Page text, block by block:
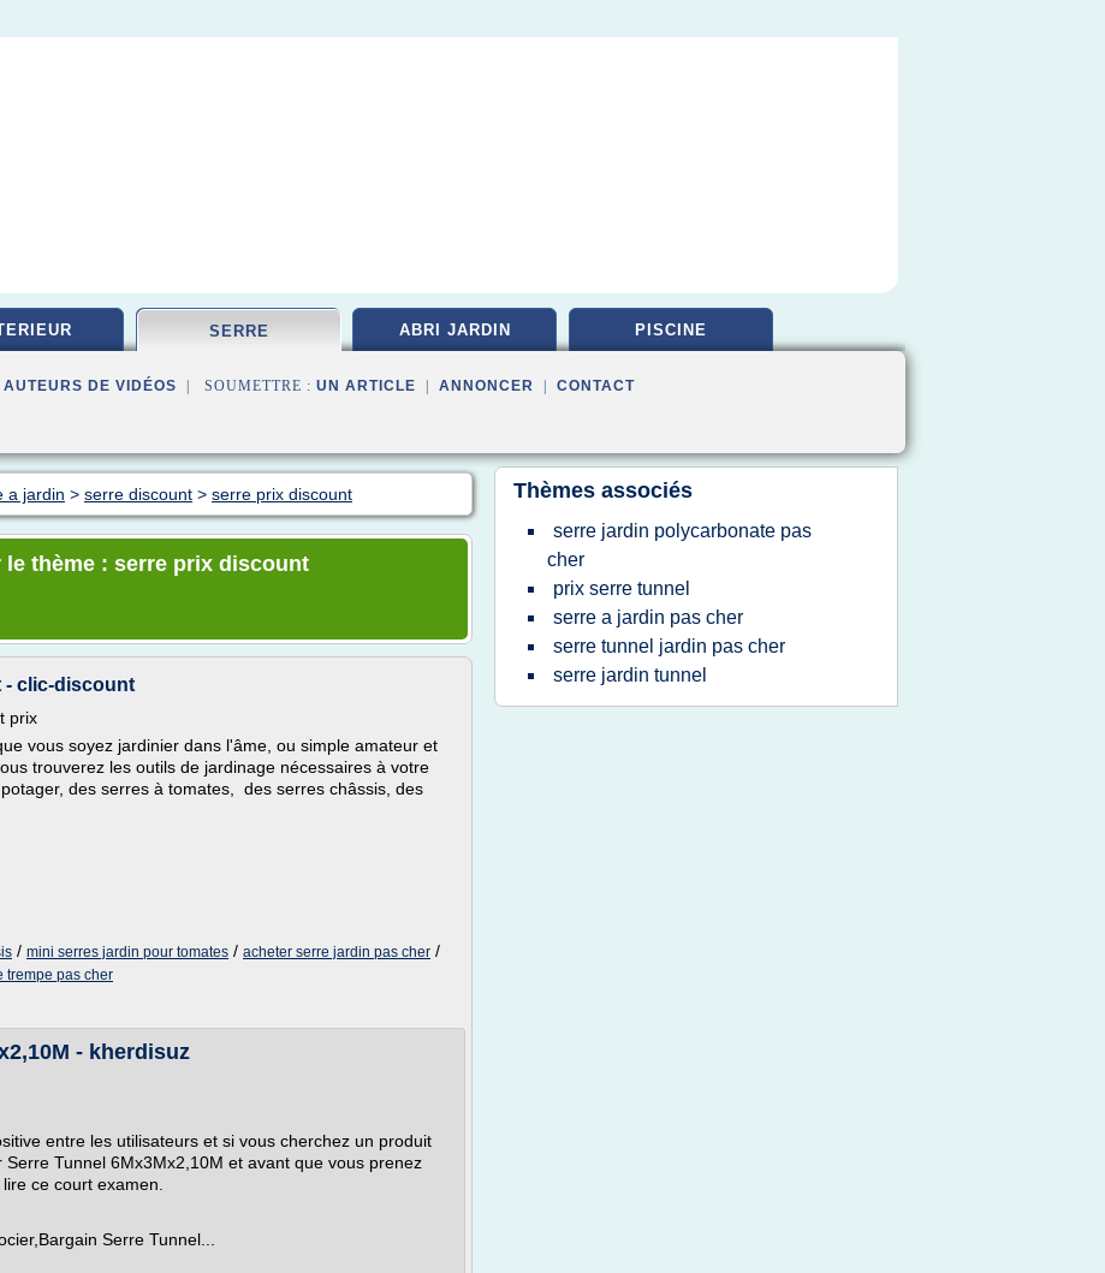
SERRE ABRI JARDIN PISCINE
AUTEURS DE VIDÉOS | SOUMETTRE : UN ARTICLE ANNONCER CONTACT
a jardin > serre discount > serre prix discount
thème : serre prix discount
- clic-discount
prix
vous soyez jardinier dans l'âme, ou simple amateur et
trouverez les outils de jardinage nécessaires à votre
des serres à tomates, des serres châssis, des
/ mini serres jardin pour tomates / acheter serre jardin pas cher /
trempe pas cher
- kherdisuz
entre les utilisateurs et si vous cherchez un produit
Tunnel 6Mx3Mx2,10M et avant que vous prenez
ce court examen.
Serre Tunnel...
Thèmes associés
serre jardin polycarbonate pas
cher
prix serre tunnel
serre a jardin pas cher
serre tunnel jardin pas cher
serre jardin tunnel